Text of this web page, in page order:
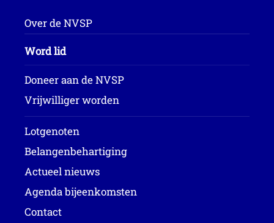
Over de NVSP
Word lid
Doneer aan de NVSP
Vrijwilliger worden
Lotgenoten
Belangenbehartiging
Actueel nieuws
Agenda bijeenkomsten
Contact